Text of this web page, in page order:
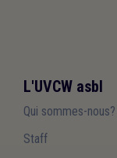
L'UVCW asbl
Qui sommes-nous?
Staff